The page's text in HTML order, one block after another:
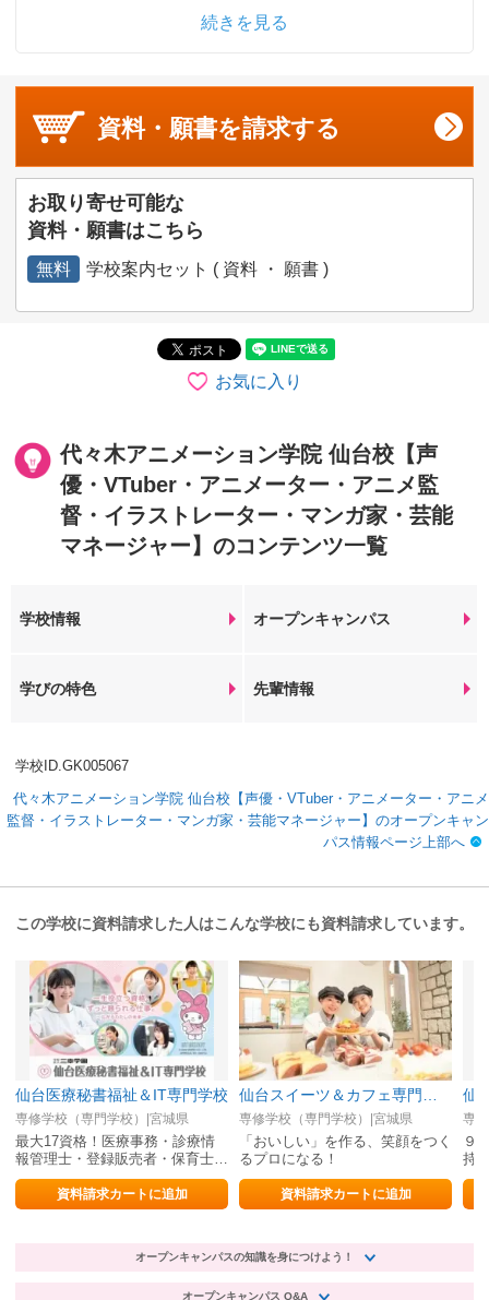
続きを見る
資料・願書を請求する
お取り寄せ可能な
資料・願書はこちら
無料 学校案内セット ( 資料 ・ 願書 )
お気に入り
代々木アニメーション学院 仙台校【声
優・VTuber・アニメーター・アニメ監
督・イラストレーター・マンガ家・芸能
マネージャー】のコンテンツ一覧
学校情報 オープンキャンパス
学びの特色 先輩情報
学校ID.GK005067
代々木アニメーション学院 仙台校【声優・VTuber・アニメーター・アニメ
監督・イラストレーター・マンガ家・芸能マネージャー】のオープンキャン
パス情報ページ上部へ
この学校に資料請求した人はこんな学校にも資料請求しています。
仙台医療秘書福祉＆IT専門学校
専修学校（専門学校）|宮城県
最大17資格！医療事務・診療情
報管理士・登録販売者・保育士・
介護福祉士・WEBデザイナーの
就職に強い資料請求カートに追加
専修学校（専門学校）|宮城県
「おいしい」を作る、笑顔をつく
るプロになる！
資料請求カートに追加
仙
専
９
持
幼
オープンキャンパスの知識を身につけよう！
オープンキャンパス Q&A